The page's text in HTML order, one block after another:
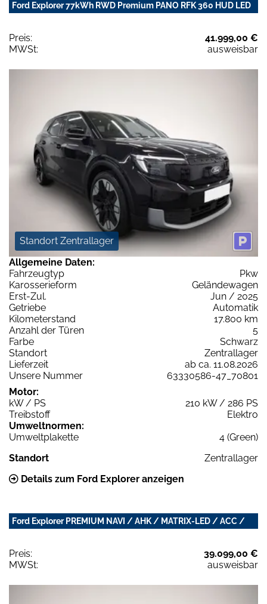
Ford Explorer 77kWh RWD Premium PANO RFK 360 HUD LED
Preis:
41.999,00 €
MWSt:
ausweisbar
Standort Zentrallager
Allgemeine Daten:
Fahrzeugtyp
Pkw
Karosserieform
Geländewagen
Erst-Zul.
Jun / 2025
Getriebe
Automatik
Kilometerstand
17.800 km
Anzahl der Türen
5
Farbe
Schwarz
Standort
Zentrallager
Lieferzeit
ab ca. 11.08.2026
Unsere Nummer
63330586-47_70801
Motor:
kW / PS
210 kW / 286 PS
Treibstoff
Elektro
Umweltnormen:
Umweltplakette
4 (Green)
Standort
Zentrallager
Details zum Ford Explorer anzeigen
Ford Explorer PREMIUM NAVI / AHK / MATRIX-LED / ACC /
Preis:
39.099,00 €
MWSt:
ausweisbar